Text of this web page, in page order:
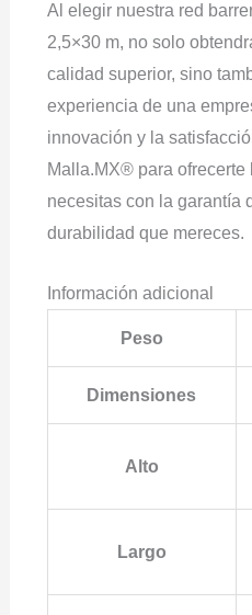
Al elegir nuestra red
2,5×30 m, no solo
calidad superior, sino
experiencia de una
innovación y la
Malla.MX® para ofrecerte
necesitas con la garantía
durabilidad que mereces.
Información adicional
Peso
Dimensiones
Alto
Largo